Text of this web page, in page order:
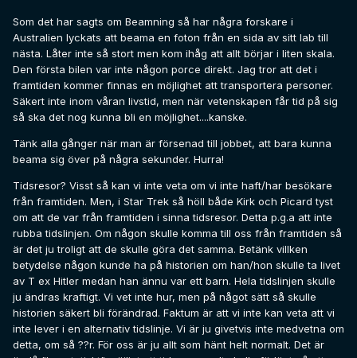
Som det har sagts om Beamning så har några forskare i
Australien lyckats att beama en foton från en sida av sitt lab till
nästa. Låter inte så stort men kom ihåg att allt börjar i liten skala.
Den första bilen var inte någon porce direkt. Jag tror att det i
framtiden kommer finnas en möjlighet att transportera personer.
Säkert inte inom våran livstid, men när vetenskapen får tid på sig
så ska det nog kunna bli en möjlighet....kanske.
Tänk alla gånger när man är försenad till jobbet, att bara kunna
beama sig över på några sekunder. Hurra!
Tidsresor? Visst så kan vi inte veta om vi inte haft/har besökare
från framtiden. Men, i Star Trek så höll både Kirk och Picard tyst
om att de var från framtiden i sinna tidsresor. Detta p.g.a att inte
rubba tidslinjen. Om någon skulle komma till oss från framtiden så
är det ju troligt att de skulle göra det samma. Betänk villken
betydelse någon kunde ha på historien om han/hon skulle ta livet
av T ex Hitler medan han ännu var ett barn. Hela tidslinjen skulle
ju ändras kraftigt. Vi vet inte hur, men på något sätt så skulle
historien säkert bli förändrad. Faktum är att vi inte kan veta att vi
inte lever i en alternativ tidslinje. Vi är ju givetvis inte medvetna om
detta, om så ??r. För oss är ju allt som hänt helt normalt. Det är